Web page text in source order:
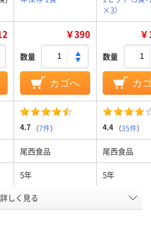
×3）
￥390
数量
カゴへ
数量
カ
4.7 （7件） 4.4 （35件）
尾西食品 尾西食品
5年 5年
アレルギー物質28項
目不使用
詳しく見る